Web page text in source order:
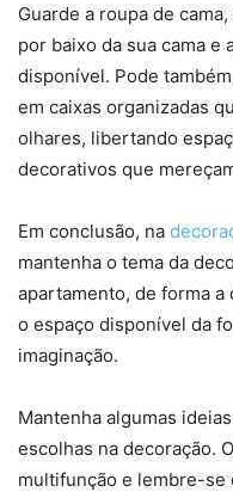
Guarde a roupa de
por baixo da sua cama e
disponível. Pode
em caixas organizadas
olhares, libertando
decorativos que
Em conclusão, na
mantenha o tema da
apartamento, de forma
o espaço disponível da
imaginação.
Mantenha algumas
escolhas na decoração.
multifunção e lembre-se